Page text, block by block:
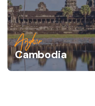
Angkor
Cambodia